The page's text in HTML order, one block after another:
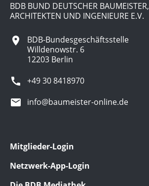
BDB BUND DEUTSCHER BAUMEISTER,
ARCHITEKTEN UND INGENIEURE E.V.
BDB-Bundesgeschäftsstelle
Willdenowstr. 6
12203 Berlin
+49 30 8418970
info@baumeister-online.de
Mitglieder-Login
Netzwerk-App-Login